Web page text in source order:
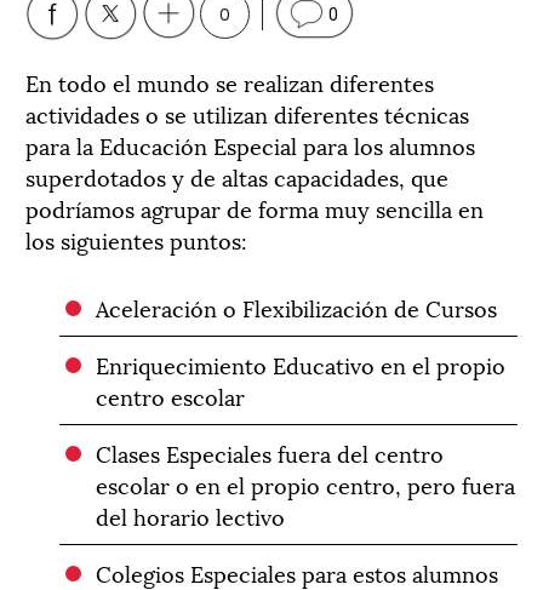
0 0
En todo el mundo se realizan diferentes
actividades o se utilizan diferentes técnicas
para la Educación Especial para los alumnos
superdotados y de altas capacidades, que
podríamos agrupar de forma muy sencilla en
los siguientes puntos:
Aceleración o Flexibilización de Cursos
Enriquecimiento Educativo en el propio
centro escolar
Clases Especiales fuera del centro
escolar o en el propio centro, pero fuera
del horario lectivo
Colegios Especiales para estos alumnos